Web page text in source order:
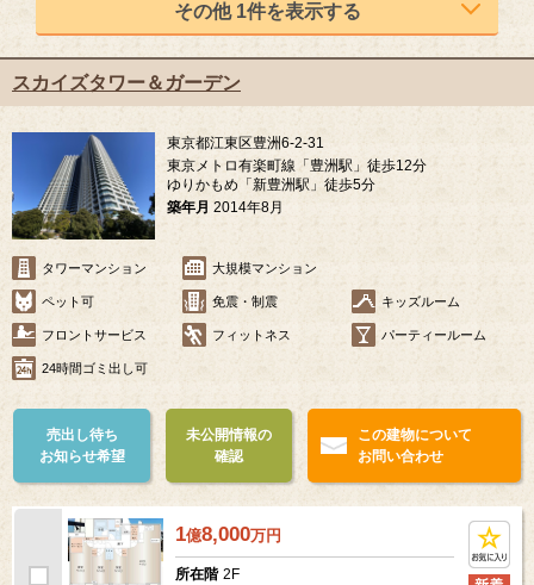
その他 1件を表示する
スカイズタワー＆ガーデン
東京都江東区豊洲6-2-31
東京メトロ有楽町線「豊洲駅」徒歩12分
ゆりかもめ「新豊洲駅」徒歩5分
築年月 2014年8月
タワーマンション 大規模マンション
ペット可 免震・制震 キッズルーム
フロントサービス フィットネス パーティールーム
24時間ゴミ出し可
売出し待ち
お知らせ希望
未公開情報の
確認
この建物について
お問い合わせ
1億8,000万円
所在階 2F